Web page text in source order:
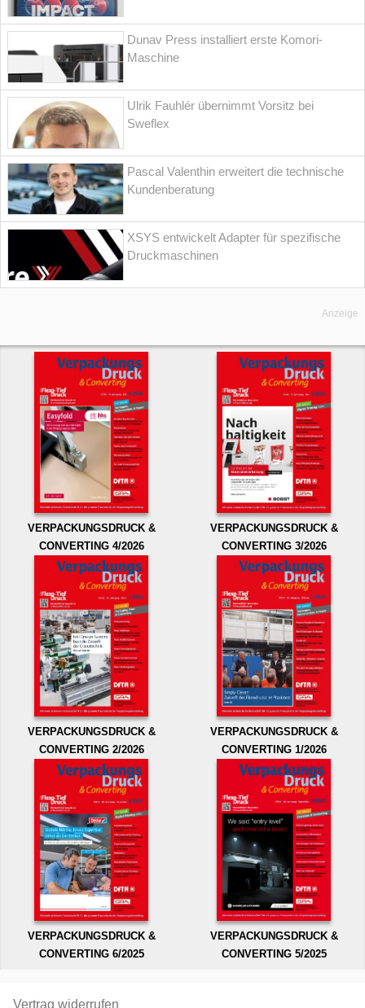
Dunav Press installiert erste Komori-
Maschine
Ulrik Fauhlér übernimmt Vorsitz bei
Sweflex
Pascal Valenthin erweitert die technische
Kundenberatung
XSYS entwickelt Adapter für spezifische
Druckmaschinen
Anzeige
VERPACKUNGSDRUCK &
CONVERTING 4/2026
VERPACKUNGSDRUCK &
CONVERTING 3/2026
VERPACKUNGSDRUCK &
CONVERTING 2/2026
VERPACKUNGSDRUCK &
CONVERTING 1/2026
VERPACKUNGSDRUCK &
CONVERTING 6/2025
VERPACKUNGSDRUCK &
CONVERTING 5/2025
Vertrag widerrufen